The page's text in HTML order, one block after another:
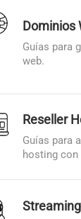
Dominios
Guías para
web.
Reseller
Guías para
hosting con